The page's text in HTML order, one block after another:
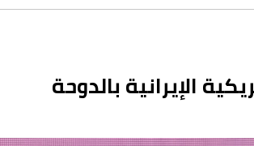
الإيرانية بالدوحة